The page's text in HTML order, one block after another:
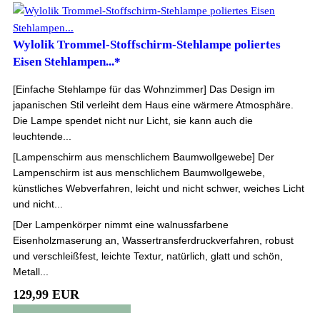
Wylolik Trommel-Stoffschirm-Stehlampe poliertes
Eisen Stehlampen...*
[Einfache Stehlampe für das Wohnzimmer] Das Design im
japanischen Stil verleiht dem Haus eine wärmere Atmosphäre.
Die Lampe spendet nicht nur Licht, sie kann auch die
leuchtende...
[Lampenschirm aus menschlichem Baumwollgewebe] Der
Lampenschirm ist aus menschlichem Baumwollgewebe,
künstliches Webverfahren, leicht und nicht schwer, weiches Licht
und nicht...
[Der Lampenkörper nimmt eine walnussfarbene
Eisenholzmaserung an, Wassertransferdruckverfahren, robust
und verschleißfest, leichte Textur, natürlich, glatt und schön,
Metall...
129,99 EUR